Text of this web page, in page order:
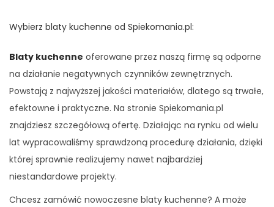
Wybierz blaty kuchenne od Spiekomania.pl:
Blaty kuchenne oferowane przez naszą firmę są odporne
na działanie negatywnych czynników zewnętrznych.
Powstają z najwyższej jakości materiałów, dlatego są trwałe,
efektowne i praktyczne. Na stronie Spiekomania.pl
znajdziesz szczegółową ofertę. Działając na rynku od wielu
lat wypracowaliśmy sprawdzoną procedurę działania, dzięki
której sprawnie realizujemy nawet najbardziej
niestandardowe projekty.
Chcesz zamówić nowoczesne blaty kuchenne? A może